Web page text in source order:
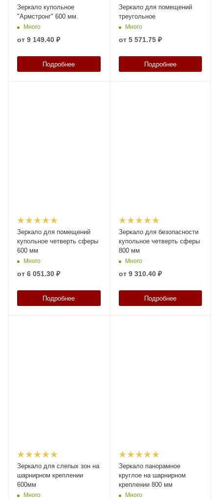
Зеркало купольное
"Армстронг" 600 мм.
Много
от 9 149.40 ₽
Подробнее
Зеркало для помещений
треугольное
Много
от 5 571.75 ₽
Подробнее
Зеркало для помещений
купольное четверть сферы
600 мм
Много
от 6 051.30 ₽
Подробнее
Зеркало для безопасности
купольное четверть сферы
800 мм
Много
от 9 310.40 ₽
Подробнее
Зеркало для слепых зон на
шарнирном креплении
600мм
Много
Зеркало панорамное
круглое на шарнирном
креплении 800 мм
Много